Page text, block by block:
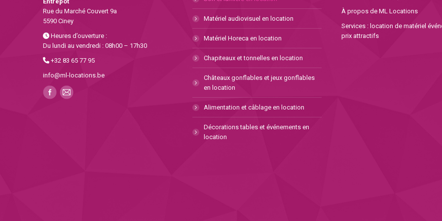
Rue du Marché Couvert 9a
5590 Ciney
Heures d’ouverture :
Du lundi au vendredi : 08h00 – 17h30
+32 83 65 77 95
info@ml-locations.be
Matériel audiovisuel en location
Matériel Horeca en location
Chapiteaux et tonnelles en location
Châteaux gonflables et jeux gonflables
en location
Alimentation et câblage en location
Décorations tables et événements en
location
À propos de ML Locations
Services : location de matériel
prix attractifs